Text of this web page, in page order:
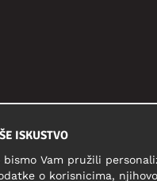
ISKUSTVO
Vam pružili
o korisnicima,